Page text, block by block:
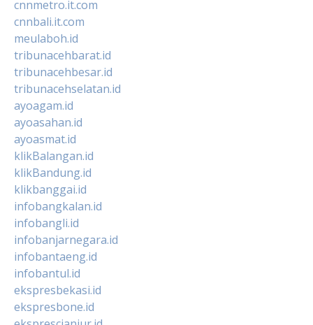
cnnmetro.it.com
cnnbali.it.com
meulaboh.id
tribunacehbarat.id
tribunacehbesar.id
tribunacehselatan.id
ayoagam.id
ayoasahan.id
ayoasmat.id
klikBalangan.id
klikBandung.id
klikbanggai.id
infobangkalan.id
infobangli.id
infobanjarnegara.id
infobantaeng.id
infobantul.id
ekspresbekasi.id
ekspresbone.id